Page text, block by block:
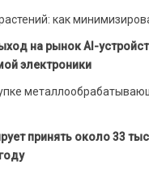
как
на рынок AI-
электроники
принять около 33